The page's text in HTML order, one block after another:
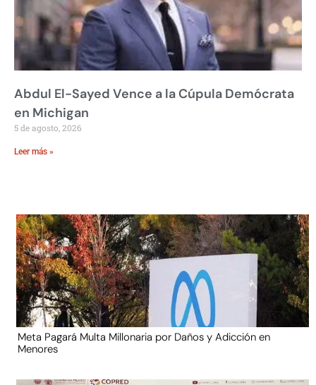
Abdul El-Sayed Vence a la Cúpula Demócrata
en Michigan
5 de agosto, 2026
Leer más »
Meta Pagará Multa Millonaria por Daños y Adicción en
Menores